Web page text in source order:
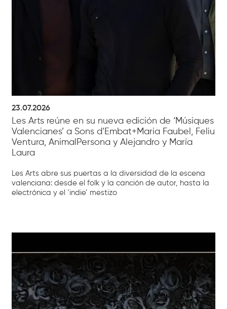
23.07.2026
Les Arts reúne en su nueva edición de ‘Músiques
Valencianes’ a Sons d’Embat+Maria Faubel, Feliu
Ventura, AnimalPersona y Alejandro y María
Laura
Les Arts abre sus puertas a la diversidad de la escena
valenciana: desde el folk y la canción de autor, hasta la
electrónica y el ‘indie’ mestizo